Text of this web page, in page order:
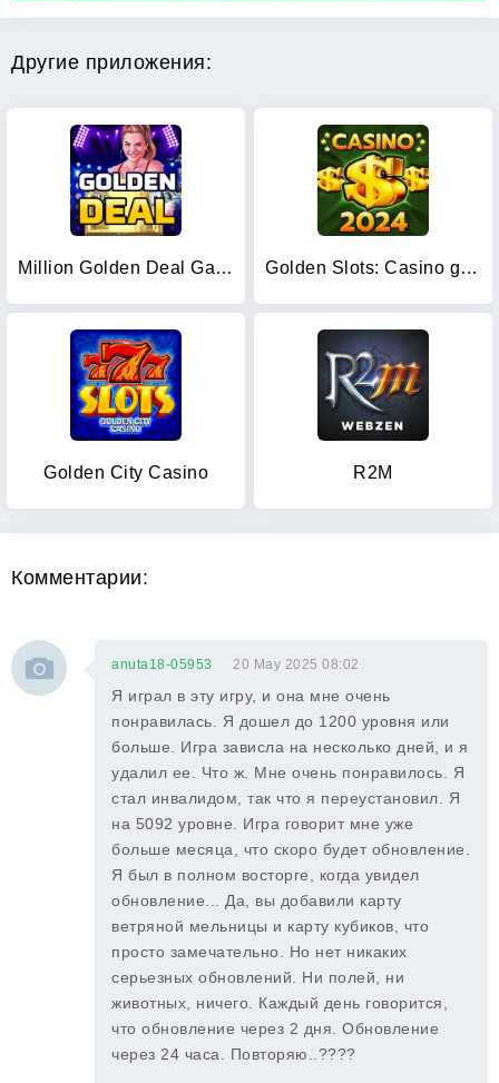
Другие приложения:
Million Golden Deal Game Golden Slots: Casino games
Golden City Casino R2M
Комментарии:
anuta18-05953 20 May 2025 08:02
Я играл в эту игру, и она мне очень
понравилась. Я дошел до 1200 уровня или
больше. Игра зависла на несколько дней, и я
удалил ее. Что ж. Мне очень понравилось. Я
стал инвалидом, так что я переустановил. Я
на 5092 уровне. Игра говорит мне уже
больше месяца, что скоро будет обновление.
Я был в полном восторге, когда увидел
обновление... Да, вы добавили карту
ветряной мельницы и карту кубиков, что
просто замечательно. Но нет никаких
серьезных обновлений. Ни полей, ни
животных, ничего. Каждый день говорится,
что обновление через 2 дня. Обновление
через 24 часа. Повторяю..????